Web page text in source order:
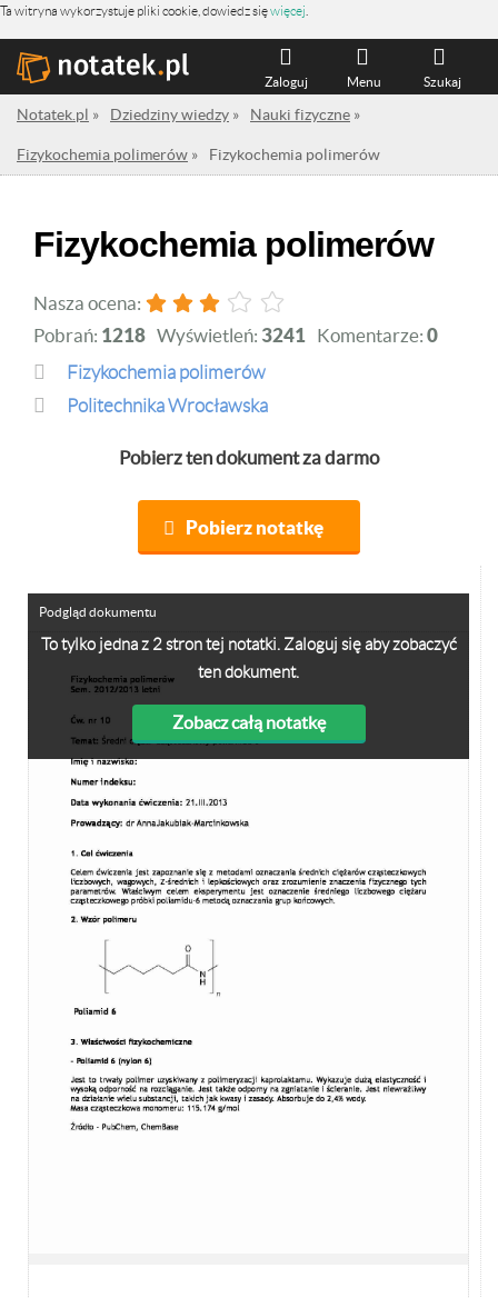
Ta witryna wykorzystuje pliki cookie, dowiedz sięwięcej
Szukaj
Menu
Zaloguj
Notatek.pl » Dziedziny wiedzy » Nauki fizyczne »
Fizykochemia polimerów » Fizykochemia polimerów
Fizykochemia polimerów
Nasza ocena:
Pobrań: 1218 Wyświetleń: 3241 Komentarze: 0
Fizykochemia polimerów
Politechnika Wrocławska
Pobierz ten dokument za darmo
Pobierz notatkę
To tylko jedna z 2 stron tej notatki. Zaloguj się aby zobaczyć
ten dokument.
Zobacz całą notatkę
Podgląd dokumentu